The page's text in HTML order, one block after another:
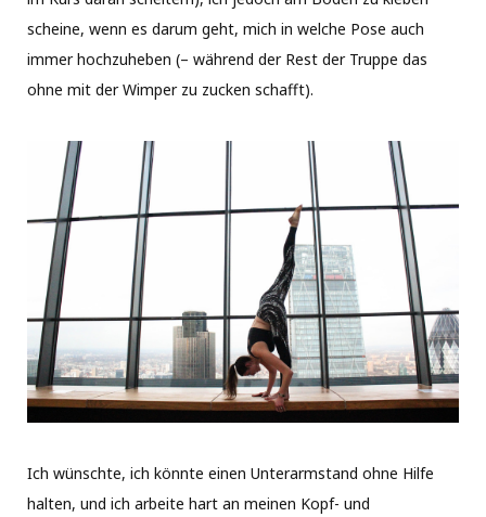
scheine, wenn es darum geht, mich in welche Pose auch
immer hochzuheben (– während der Rest der Truppe das
ohne mit der Wimper zu zucken schafft).
Ich wünschte, ich könnte einen Unterarmstand ohne Hilfe
halten, und ich arbeite hart an meinen Kopf- und